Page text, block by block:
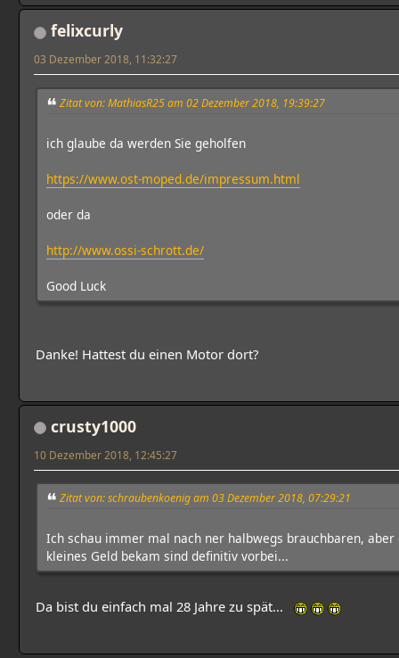
felixcurly
03 Dezember 2018, 11:32:27
Zitat von: MathiasR25 am 02 Dezember 2018, 19:39:27
ich glaube da werden Sie geholfen
https://www.ost-moped.de/impressum.html
oder da
http://www.ossi-schrott.de/
Good Luck
Danke! Hattest du einen Motor dort?
crusty1000
10 Dezember 2018, 12:45:27
Zitat von: schraubenkoenig am 03 Dezember 2018, 07:29:21
Ich schau immer mal nach ner halbwegs brauchbaren,
kleines Geld bekam sind definitiv vorbei...
Da bist du einfach mal 28 Jahre zu spät...